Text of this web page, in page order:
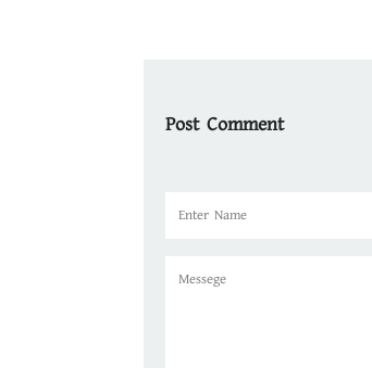
Post Comment